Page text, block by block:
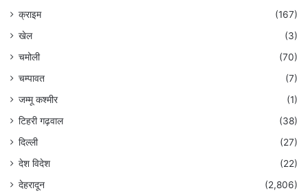
क्राइम
(167)
खेल
(3)
चमोली
(70)
चम्पावत
(7)
जम्मू कश्मीर
(1)
टिहरी गढ़वाल
(38)
दिल्ली
(27)
देश विदेश
(22)
देहरादून
(2,806)